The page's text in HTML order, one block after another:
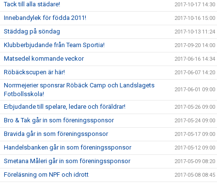
Tack till alla städare! 2017-10-17 14:30
Innebandylek för födda 2011! 2017-10-16 15:00
Städdag på söndag 2017-10-13 11:24
Klubberbjudande från Team Sportia! 2017-09-20 14:00
Matsedel kommande veckor 2017-06-16 14:34
Röbäckscupen är här! 2017-06-07 14:20
Norrmejerier sponsrar Röbäck Camp och Landslagets
Fotbollsskola!
2017-06-01 09:00
Erbjudande till spelare, ledare och föräldrar! 2017-05-26 09:00
Bro & Tak går in som föreningssponsor 2017-05-24 09:00
Bravida går in som föreningssponsor 2017-05-17 09:00
Handelsbanken går in som föreningssponsor 2017-05-12 09:00
Smetana Måleri går in som föreningssponsor 2017-05-09 08:20
Föreläsning om NPF och idrott 2017-05-08 08:45